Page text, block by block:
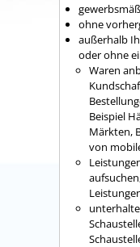
ohne
außerhalb
oder ohne
Waren
Beispiel
Märkten,
von